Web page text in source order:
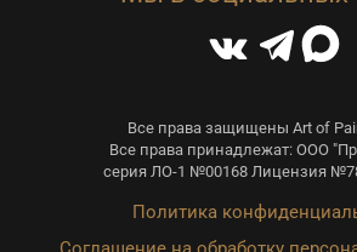
Все права защищены Art of
Все права принадлежат: ООО
серия ЛО-1 №00168 Лицензия
Политика